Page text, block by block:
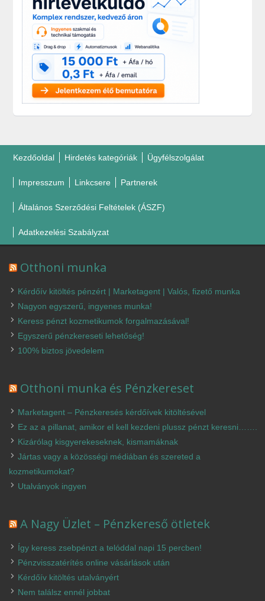
Kezdőoldal Hirdetés kategóriák Ügyfélszolgálat
Impresszum Linkcsere Partnerek
Általános Szerződési Feltételek (ÁSZF)
Adatkezelési Szabályzat
Otthoni munka
Kérdőív kitöltés pénzért | Marketagent | Valós, fizető munka
Nagyon egyszerű, ingyenes munka!
Keress pénzt kozmetikumok forgalmazásával!
Egyszerű pénzkereseti lehetőség!
100% biztos jövedelem
Otthoni munka és Pénzkereset
Marketagent – Pénzkeresés kérdőívek kitöltésével
Ez az a pillanat, amikor el kell kezdeni plussz pénzt keresni…….
Kizárólag kisgyerekeseknek, kismamáknak
Jártas vagy a közösségi médiában és szereted a
kozmetikumokat?
Utalványok ingyen
A Nagy Üzlet – Pénzkereső ötletek
Így keress zsebpénzt a telóddal napi 15 percben!
Pénzvisszatérítés online vásárlások után
Kérdőív kitöltés utalványért
Nem találsz ennél jobbat